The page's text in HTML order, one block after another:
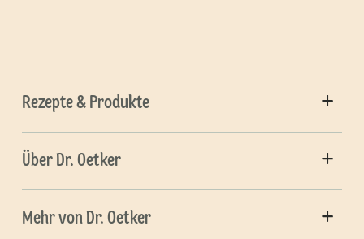
Rezepte & Produkte
Über Dr. Oetker
Mehr von Dr. Oetker